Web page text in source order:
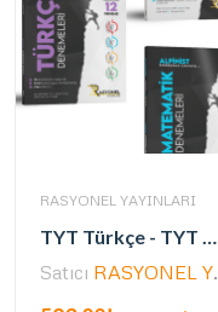
RASYONEL YAYINLARI
TYT Türkçe - TYT Matematik - AYT Matematik Denemeler (3 Kitap- 32 Aşamalı Deneme)
Satıcı RASYONEL YAYINLARI